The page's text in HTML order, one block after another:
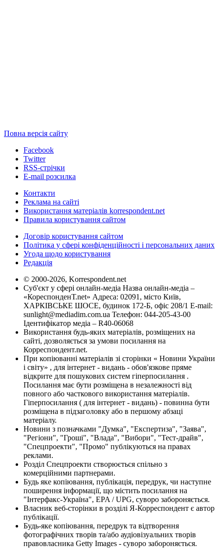
Повна версія сайту
Facebook
Twitter
RSS-стрічки
E-mail розсилка
Контакти
Реклама на сайті
Використання матеріалів korrespondent.net
Правила користування сайтом
Договір користування сайтом
Політика у сфері конфіденційності і персональних даних
Угода щодо користування
Редакція
© 2000-2026, Korrespondent.net
Суб'єкт у сфері онлайн-медіа Назва онлайн-медіа –
«КореспонденТ.net» Адреса: 02091, місто Київ,
ХАРКІВСЬКЕ ШОСЕ, будинок 172-Б, офіс 208/1 E-mail:
sunlight@mediadim.com.ua Телефон: 044-205-43-00
Ідентифікатор медіа – R40-06068
Використання будь-яких матеріалів, розміщених на
сайті, дозволяється за умови посилання на
Корреспондент.net.
При копіюванні матеріалів зі сторінки « Новини України
і світу» , для інтернет - видань - обов'язкове пряме
відкрите для пошукових систем гіперпосилання .
Посилання має бути розміщена в незалежності від
повного або часткового використання матеріалів.
Гіперпосилання ( для інтернет - видань) - повинна бути
розміщена в підзаголовку або в першому абзаці
матеріалу.
Новини з позначками "Думка", "Експертиза", "Заява",
"Регіони", "Гроші", "Влада", "Вибори", "Тест-драйв",
"Спецпроекти", "Промо" публікуються на правах
реклами.
Розділ Спецпроекти створюється спільно з
комерційними партнерами.
Будь яке копіювання, публікація, передрук, чи наступне
поширення інформації, що містить посилання на
"Інтерфакс-Україна", EPA / UPG, суворо забороняється.
Власник веб-сторінки в розділі Я-Корреспондент є автор
публікації.
Будь-яке копіювання, передрук та відтворення
фотографічних творів та/або аудіовізуальних творів
правовласника Getty Images - суворо забороняється.